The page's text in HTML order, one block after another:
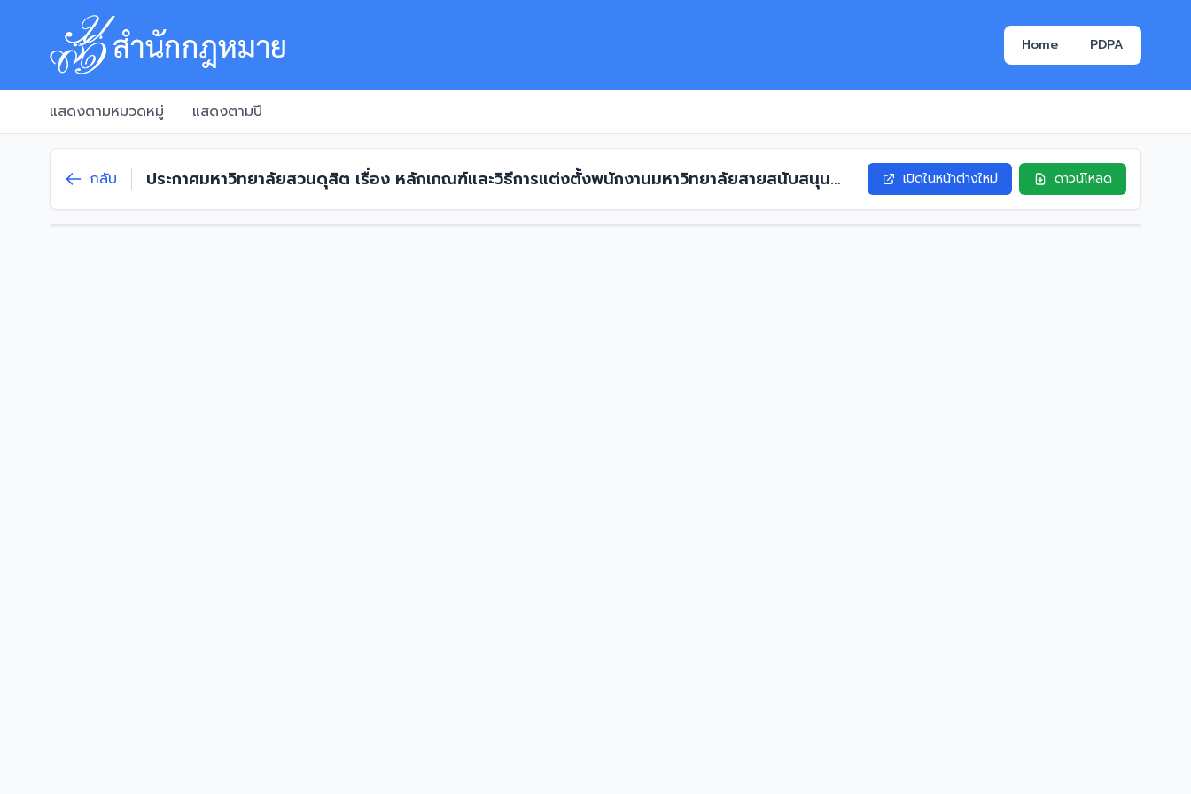
Home PDPA
แสดงตามหมวดหมู่ แสดงตามปี
กลับ
ประกาศมหาวิทยาลัยสวนดุสิต เรื่อง หลักเกณฑ์และวิธีการแต่งตั้งพนักงานมหาวิทยาลัยสายสนับสนุน
ประเภทวิชาชีพเฉพาะหรือเชี่ยวชาญเฉพาะให้ดำรงตำแหน่ง ระดับชำนาญการ พ.ศ. 2561
เปิดในหน้าต่างใหม่ ดาวน์โหลด